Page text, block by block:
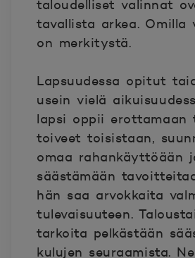
taloudelliset valinnat
tavallista arkea. Omilla
on merkitystä.
Lapsuudessa opitut
usein vielä
lapsi oppii erottamaan
toiveet toisistaan,
omaa rahankäyttöään
säästämään
hän saa arvokkaita
tulevaisuuteen.
tarkoita pelkästään
kulujen seuraamista.